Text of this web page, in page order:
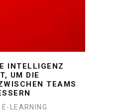
INTELLIGENZ
UM DIE
TEAMS
LEARNING